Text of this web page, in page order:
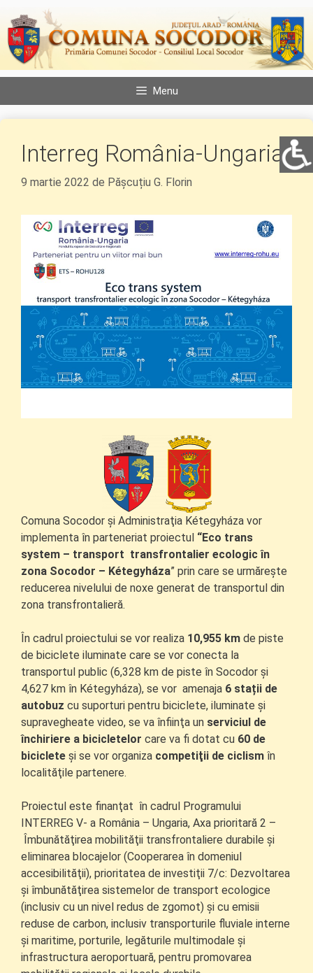
conținut
Menu
Interreg România-Ungaria
9 martie 2022 de Pășcuțiu G. Florin
Comuna Socodor şi Administraţia Kétegyháza vor
implementa în parteneriat proiectul “Eco trans
system – transport transfrontalier ecologic în
zona Socodor – Kétegyháza” prin care se urmăreşte
reducerea nivelului de noxe generat de transportul din
zona transfrontalieră.
În cadrul proiectului se vor realiza 10,955 km de piste
de biciclete iluminate care se vor conecta la
transportul public (6,328 km de piste în Socodor și
4,627 km în Kétegyháza), se vor amenaja 6 stații de
autobuz cu suporturi pentru biciclete, iluminate şi
supravegheate video, se va înfiinţa un serviciul de
închiriere a bicicletelor care va fi dotat cu 60 de
biciclete şi se vor organiza competiţii de ciclism în
localităţile partenere.
Proiectul este finanţat în cadrul Programului
INTERREG V- a România – Ungaria, Axa prioritară 2 –
Îmbunătăţirea mobilităţii transfrontaliere durabile şi
eliminarea blocajelor (Cooperarea în domeniul
accesibilităţii), prioritatea de investiţii 7/c: Dezvoltarea
şi îmbunătăţirea sistemelor de transport ecologice
(inclusiv cu un nivel redus de zgomot) şi cu emisii
reduse de carbon, inclusiv transporturile fluviale interne
şi maritime, porturile, legăturile multimodale şi
infrastructura aeroportuară, pentru promovarea